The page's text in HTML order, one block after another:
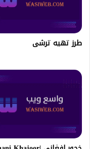
طرز تهیه ترشی